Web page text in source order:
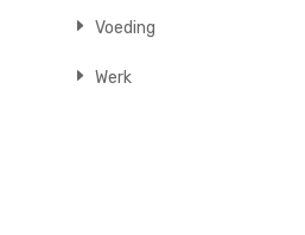
Voeding
Werk